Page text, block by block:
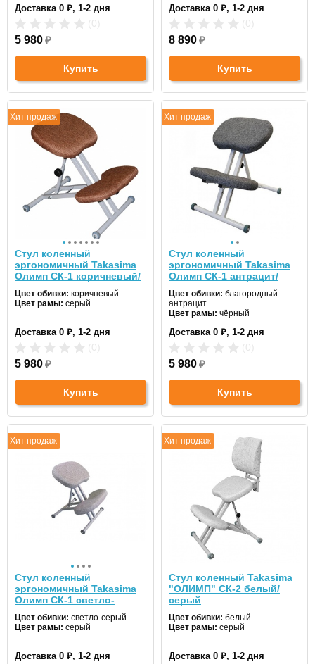
Доставка 0 ₽, 1-2 дня
5 980₽
Купить
Доставка 0 ₽, 1-2 дня
8 890₽
Купить
Хит продаж
Стул коленный
эргономичный Takasima
Олимп СК-1 коричневый/
Цвет обивки: коричневый
Цвет рамы: серый
Доставка 0 ₽, 1-2 дня
5 980₽
Купить
Хит продаж
Стул коленный
эргономичный Takasima
Олимп СК-1 антрацит/
Цвет обивки: благородный
антрацит
Цвет рамы: чёрный
Доставка 0 ₽, 1-2 дня
5 980₽
Купить
Хит продаж
Стул коленный
эргономичный Takasima
Олимп СК-1 светло-
Цвет обивки: светло-серый
Цвет рамы: серый
Доставка 0 ₽, 1-2 дня
Хит продаж
Стул коленный Takasima
"ОЛИМП" СК-2 белый/
серый
Цвет обивки: белый
Цвет рамы: серый
Доставка 0 ₽, 1-2 дня